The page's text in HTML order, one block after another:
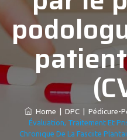
Home DPC| Pédicure-
Évaluation, Traitement Et
Chronique De La Fasciite